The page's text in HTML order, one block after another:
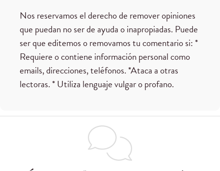
Nos reservamos el derecho de remover opiniones
que puedan no ser de ayuda o inapropiadas. Puede
ser que editemos o removamos tu comentario si: *
Requiere o contiene información personal como
emails, direcciones, teléfonos. *Ataca a otras
lectoras. * Utiliza lenguaje vulgar o profano.